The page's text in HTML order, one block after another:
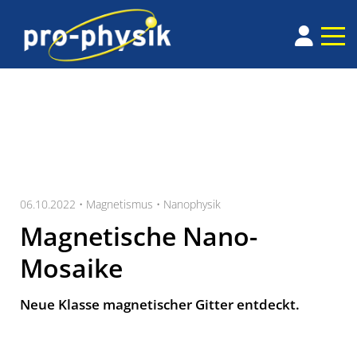
06.10.2022 • Magnetismus • Nanophysik
Magnetische Nano-
Mosaike
Neue Klasse magnetischer Gitter entdeckt.